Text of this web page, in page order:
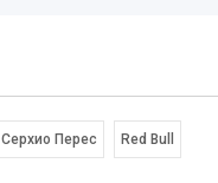
Серхио Перес Red Bull